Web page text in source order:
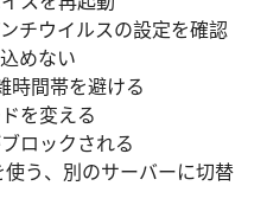
チウイルスの設定を確認
めない
時間帯を避ける
を変える
ロックされる
う、別のサーバーに切替